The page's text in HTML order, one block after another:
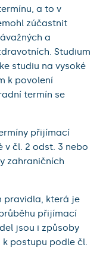
a to v
zúčastnit
a
Studium
studiu na vysoké
k povolení
termín se
přijímací
v čl. 2 odst. 3 nebo
zahraničních
pravidla, která je
přijímací
jsou i způsoby
postupu podle čl.